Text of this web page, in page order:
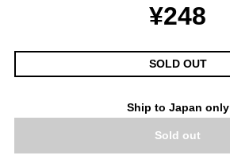
¥248
SOLD OUT
Ship to Japan only
Sold out